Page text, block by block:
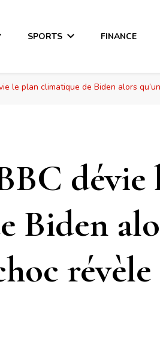
SPORTS FINANCE
le plan climatique de Biden alors
dévie
Biden